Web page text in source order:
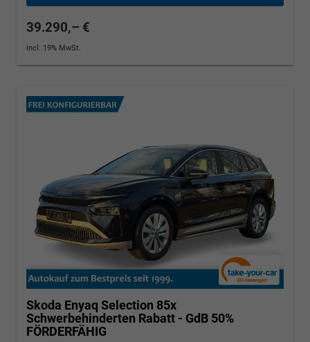
39.290,– €
incl. 19% MwSt.
Skoda Enyaq Selection 85x
Schwerbehinderten Rabatt - GdB 50%
FÖRDERFÄHIG